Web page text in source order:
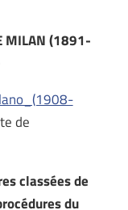
MILAN (1891-
de
classées de
du